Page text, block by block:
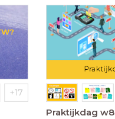
Praktijkdag w8